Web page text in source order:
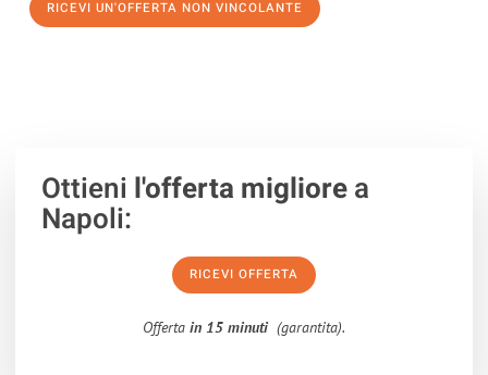
RICEVI UN'OFFERTA NON VINCOLANTE
Ottieni l'offerta migliorea
Napoli:
RICEVI OFFERTA
Offerta in 15 minuti (garantita).